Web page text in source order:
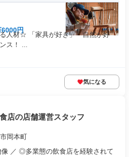
円
人材☆ 「家具が好き」「自然が好
ス！ ...
気になる
店の店舗運営スタッフ
岡本町
／ ◎多業態の飲食店を経験されて